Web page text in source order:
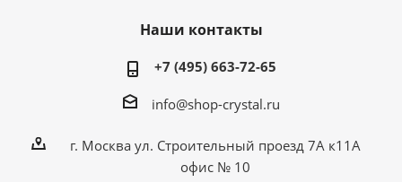
Наши контакты
+7 (495) 663-72-65
info@shop-crystal.ru
г. Москва ул. Строительный проезд 7А к11А
офис № 10